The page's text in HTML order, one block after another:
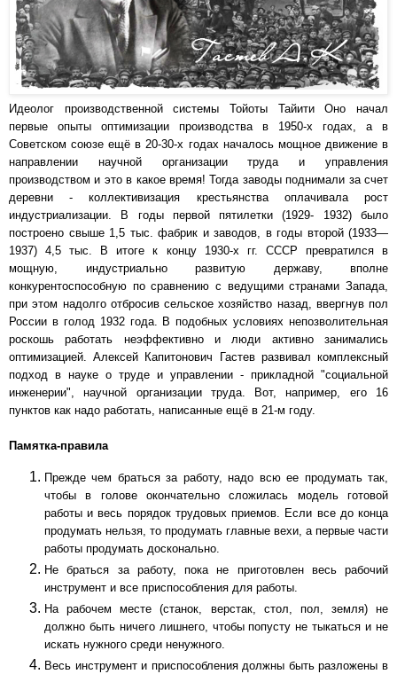
Идеолог производственной системы Тойоты Тайити Оно начал
первые опыты оптимизации производства в 1950-х годах, а в
Советском союзе ещё в 20-30-х годах началось мощное движение в
направлении научной организации труда и управления
производством и это в какое время! Тогда заводы поднимали за счет
деревни - коллективизация крестьянства оплачивала рост
индустриализации. В годы первой пятилетки (1929- 1932) было
построено свыше 1,5 тыс. фабрик и заводов, в годы второй (1933—
1937) 4,5 тыс. В итоге к концу 1930-х гг. СССР превратился в
мощную, индустриально развитую державу, вполне
конкурентоспособную по сравнению с ведущими странами Запада,
при этом надолго отбросив сельское хозяйство назад, ввергнув пол
России в голод 1932 года. В подобных условиях непозволительная
роскошь работать неэффективно и люди активно занимались
оптимизацией. Алексей Капитонович Гастев развивал комплексный
подход в науке о труде и управлении - прикладной "социальной
инженерии", научной организации труда. Вот, например, его 16
пунктов как надо работать, написанные ещё в 21-м году.
Памятка-правила
Прежде чем браться за работу, надо всю ее продумать так,
чтобы в голове окончательно сложилась модель готовой
работы и весь порядок трудовых приемов. Если все до конца
продумать нельзя, то продумать главные вехи, а первые части
работы продумать досконально.
Не браться за работу, пока не приготовлен весь рабочий
инструмент и все приспособления для работы.
На рабочем месте (станок, верстак, стол, пол, земля) не
должно быть ничего лишнего, чтобы попусту не тыкаться и не
искать нужного среди ненужного.
Весь инструмент и приспособления должны быть разложены в